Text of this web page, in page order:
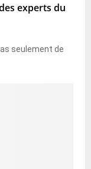
experts du
seulement de